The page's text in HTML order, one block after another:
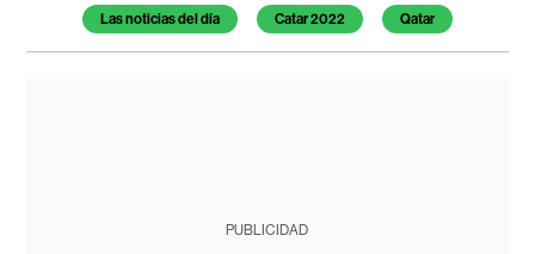
Las noticias del día Catar 2022 Qatar
PUBLICIDAD